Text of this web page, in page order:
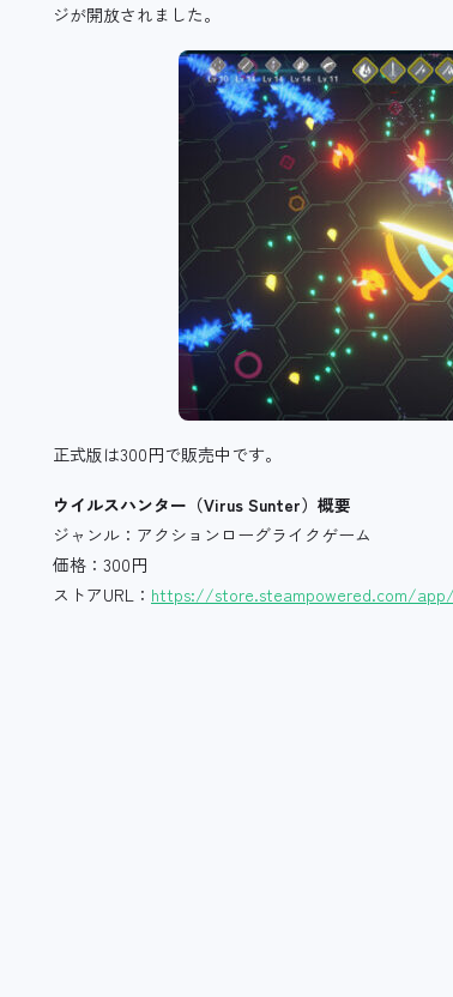
ジが開放されました。
正式版は300円で販売中です。
ウイルスハンター（Virus Sunter）概要
ジャンル：アクションローグライクゲーム
価格：300円
ストアURL： https://store.steampowered.com/